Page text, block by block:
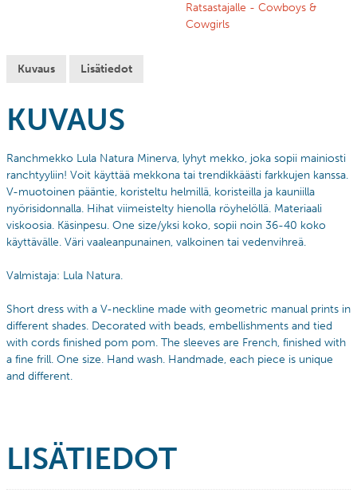
Ratsastajalle - Cowboys &
Cowgirls
Kuvaus Lisätiedot
KUVAUS
Ranchmekko Lula Natura Minerva, lyhyt mekko, joka sopii mainiosti
ranchtyyliin! Voit käyttää mekkona tai trendikkäästi farkkujen kanssa.
V-muotoinen pääntie, koristeltu helmillä, koristeilla ja kauniilla
nyörisidonnalla. Hihat viimeistelty hienolla röyhelöllä. Materiaali
viskoosia. Käsinpesu. One size/yksi koko, sopii noin 36-40 koko
käyttävälle. Väri vaaleanpunainen, valkoinen tai vedenvihreä.
Valmistaja: Lula Natura.
Short dress with a V-neckline made with geometric manual prints in
different shades. Decorated with beads, embellishments and tied
with cords finished pom pom. The sleeves are French, finished with
a fine frill. One size. Hand wash. Handmade, each piece is unique
and different.
LISÄTIEDOT